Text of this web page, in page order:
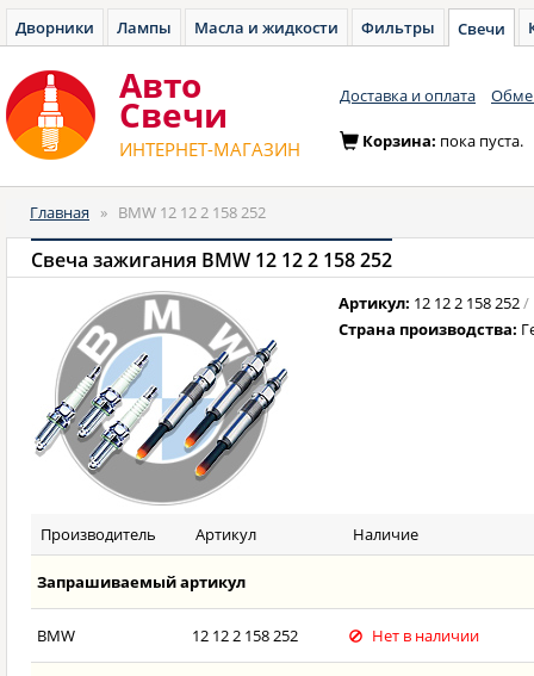
Дворники Лампы Масла и жидкости Фильтры Свечи
Авто
Cвечи
ИНТЕРНЕТ-МАГАЗИН
Доставка и оплата
Корзина: пока пуста.
Главная » BMW 12 12 2 158 252
Свеча зажигания BMW 12 12 2 158 252
Артикул: 12 12 2 158 252/
Страна производства:
Производитель Артикул Наличие
Запрашиваемый артикул
BMW 12 12 2 158 252 Нет в наличии